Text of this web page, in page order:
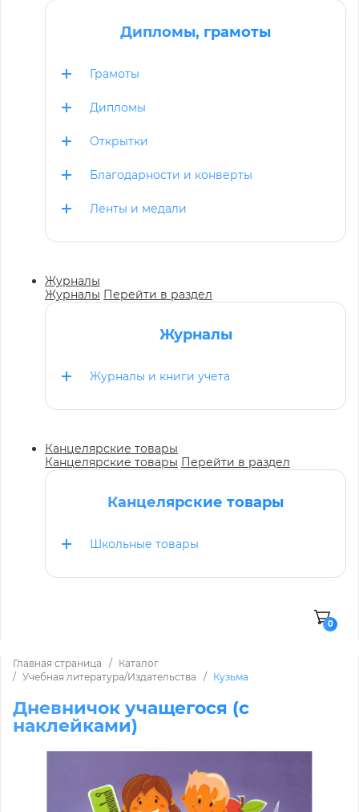
Дипломы, грамоты
Грамоты
Дипломы
Открытки
Благодарности и конверты
Ленты и медали
Журналы
Журналы Перейти в раздел
Журналы
Журналы и книги учета
Канцелярские товары
Канцелярские товары Перейти в раздел
Канцелярские товары
Школьные товары
0
Главная страница
Каталог
Учебная литература/Издательства
Кузьма
Дневничок учащегося (с
наклейками)